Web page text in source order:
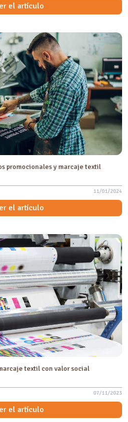
el artículo
promocionales y marcaje textil
11/01/2024
el artículo
textil con valor social
07/11/2023
el artículo